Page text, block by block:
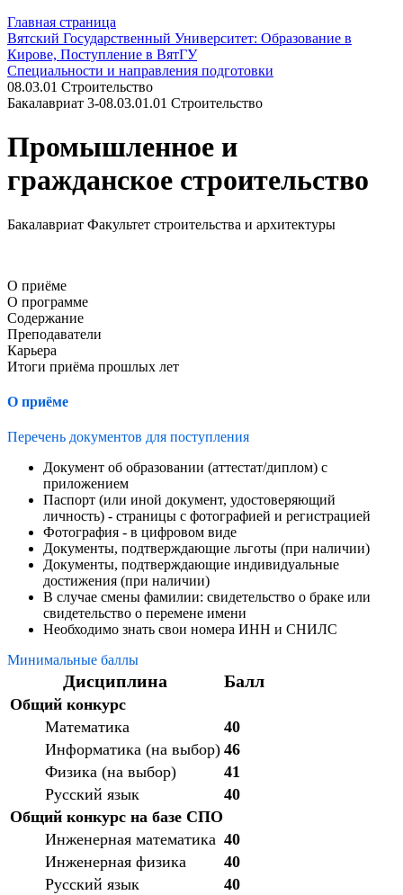
Главная страница
Вятский Государственный Университет: Образование в
Кирове, Поступление в ВятГУ
Специальности и направления подготовки
08.03.01 Строительство
Бакалавриат 3-08.03.01.01 Строительство
Промышленное и
гражданское строительство
Бакалавриат Факультет строительства и архитектуры
О приёме
О программе
Содержание
Преподаватели
Карьера
Итоги приёма прошлых лет
О приёме
Перечень документов для поступления
Документ об образовании (аттестат/диплом) с
приложением
Паспорт (или иной документ, удостоверяющий
личность) - страницы с фотографией и регистрацией
Фотография - в цифровом виде
Документы, подтверждающие льготы (при наличии)
Документы, подтверждающие индивидуальные
достижения (при наличии)
В случае смены фамилии: свидетельство о браке или
свидетельство о перемене имени
Необходимо знать свои номера ИНН и СНИЛС
Минимальные баллы
Дисциплина Балл
Общий конкурс
Математика
40
Информатика (на выбор) 46
Физика (на выбор)
41
Русский язык
40
Общий конкурс на базе СПО
Инженерная математика 40
Инженерная физика
40
Русский язык
40